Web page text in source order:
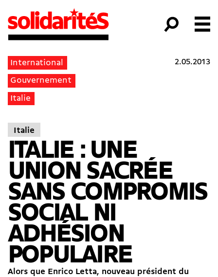
International
Gouvernement
Italie
2.05.2013
Italie
ITALIE : UNE
UNION SACRÉE
SANS COMPROMIS
SOCIAL NI
ADHÉSION
POPULAIRE
Alors que Enrico Letta, nouveau président du